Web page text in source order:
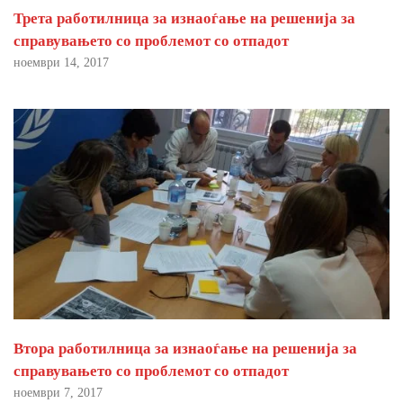
Трета работилница за изнаоѓање на решенија за
справувањето со проблемот со отпадот
ноември 14, 2017
Втора работилница за изнаоѓање на решенија за
справувањето со проблемот со отпадот
ноември 7, 2017